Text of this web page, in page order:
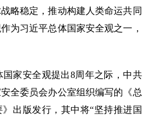
略稳定，推动构建人类命运共同
为习近平总体国家安全观之一，
国家安全观提出8周年之际，中共
全委员会办公室组织编写的《总
出版发行，其中将“坚持推进国